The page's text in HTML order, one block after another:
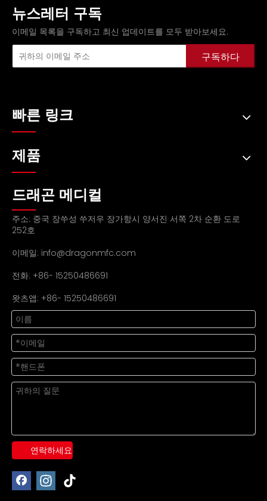
뉴스레터 구독
이메일 목록을 구독하고 최신 업데이트를 모두 받아보세요.
구독하다
빠른 링크
제품
드래곤 메디컬
주소: 중국 장쑤성 쑤저우 장가항시 양서진 서쪽 2차 순환 도로
252호
이메일: info@dragonmfc.com
전화: +86- 15250486691
왓츠앱: +86- 15250486691
연락하세요